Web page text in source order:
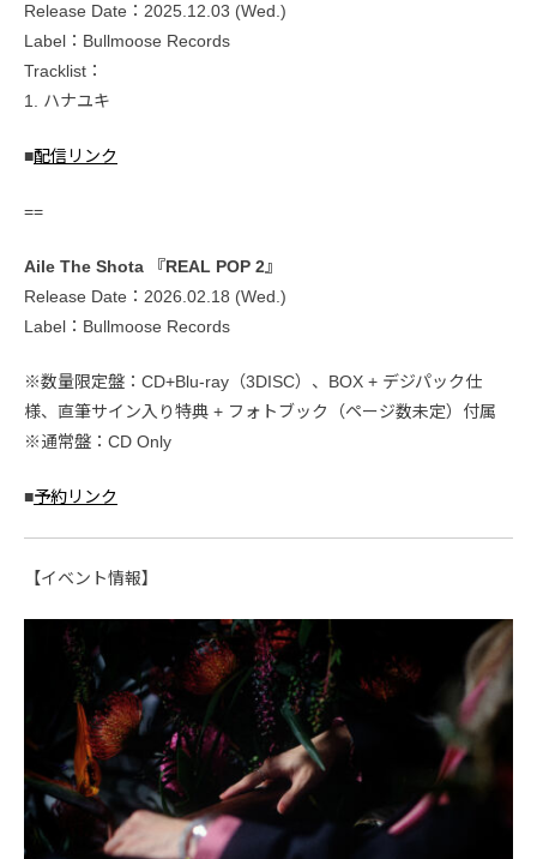
Release Date：2025.12.03 (Wed.)
Label：Bullmoose Records
Tracklist：
1. ハナユキ
■配信リンク
==
Aile The Shota 『REAL POP 2』
Release Date：2026.02.18 (Wed.)
Label：Bullmoose Records
※数量限定盤：CD+Blu-ray（3DISC）、BOX + デジパック仕
様、直筆サイン入り特典 + フォトブック（ページ数未定）付属
※通常盤：CD Only
■予約リンク
【イベント情報】